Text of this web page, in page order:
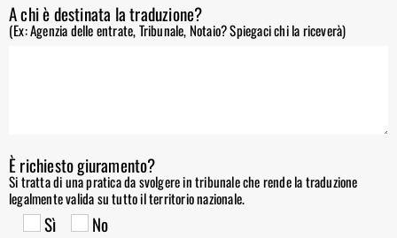
A chi è destinata la traduzione?
(Ex: Agenzia delle entrate, Tribunale, Notaio? Spiegaci chi la riceverà)
È richiesto giuramento?
Si tratta di una pratica da svolgere in tribunale che rende la traduzione
legalmente valida su tutto il territorio nazionale.
Sì
No